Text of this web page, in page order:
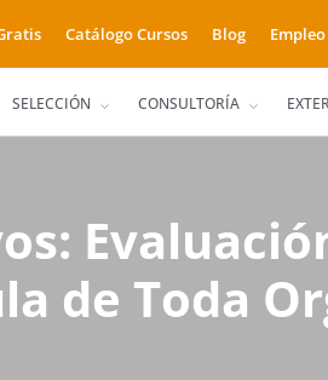
Catálogo Cursos Blog Empleo
SELECCIÓN CONSULTORÍA
de Toda